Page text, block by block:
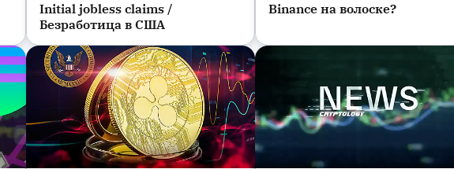
Новости
Initial jobless claims /
Безработица в США
Новости
Binance на волоске?